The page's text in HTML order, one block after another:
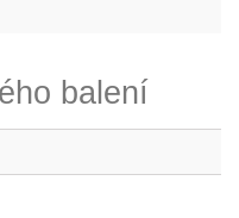
balení